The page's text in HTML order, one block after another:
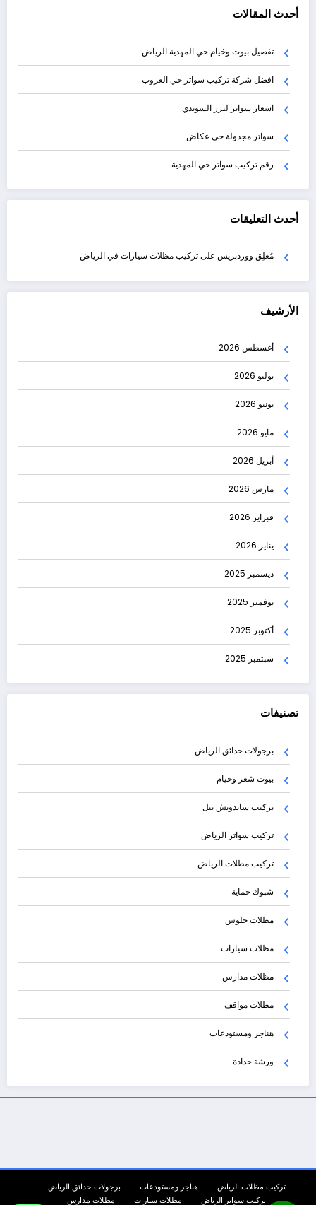
أحدث المقالات
تفصيل بيوت وخيام حي المهدية الرياض
افضل شركة تركيب سواتر حي الغروب
اسعار سواتر ليزر السويدي
سواتر مجدولة حي عكاض
رقم تركيب سواتر حي المهدية
أحدث التعليقات
مُعلِق ووردبريس علىتركيب مظلات سيارات في الرياض
الأرشيف
أغسطس 2026
يوليو 2026
يونيو 2026
مايو 2026
أبريل 2026
مارس 2026
فبراير 2026
يناير 2026
ديسمبر 2025
نوفمبر 2025
أكتوبر 2025
سبتمبر 2025
تصنيفات
برجولات حدائق الرياض
بيوت شعر وخيام
تركيب ساندوتش بنل
تركيب سواتر الرياض
تركيب مظلات الرياض
شبوك حماية
مظلات جلوس
مظلات سيارات
مظلات مدارس
مظلات مواقف
هناجر ومستودعات
ورشة حدادة
تركيب مظلات الرياض هناجر ومستودعات
برجولات حدائق الرياض
تركيب سواتر الرياض
مظلات سيارات مظلات مدارس